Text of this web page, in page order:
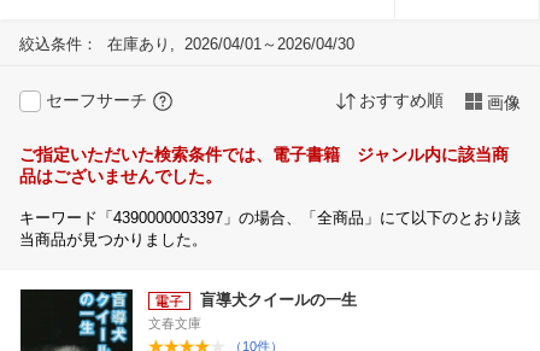
絞込条件： 在庫あり 2026/04/01～2026/04/30
セーフサーチ おすすめ順 画像
ご指定いただいた検索条件では、電子書籍 ジャンル内に該当商
品はございませんでした。
キーワード「4390000003397」の場合、「全商品」にて以下のとおり該
当商品が見つかりました。
盲導犬クイールの一生
文春文庫
（10件）